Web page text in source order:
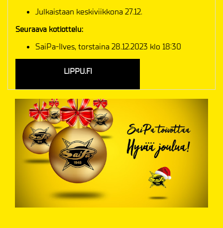
Julkaistaan keskiviikkona 27.12.
Seuraava kotiottelu:
SaiPa-Ilves, torstaina 28.12.2023 klo 18:30
LIPPU.FI